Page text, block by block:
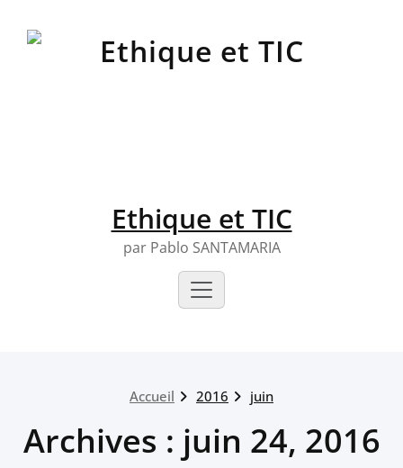
Ethique et TIC
par Pablo SANTAMARIA
Accueil 2016 juin
Archives : juin 24, 2016